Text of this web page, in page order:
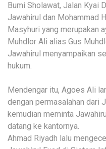
Bumi Sholawat, Jalan Kyai
Jawahirul dan Mohammad
Masyhuri yang merupakan
Muhdlor Ali alias Gus
Jawahirul menyampaikan
hukum.
Mendengar itu, Agoes Ali
dengan permasalahan dari
kemudian meminta
datang ke kantornya.
Ahmad Riyadh lalu